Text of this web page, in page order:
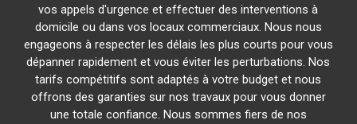
vos appels d'urgence et effectuer des interventions à
domicile ou dans vos locaux commerciaux. Nous nous
engageons à respecter les délais les plus courts pour vous
dépanner rapidement et vous éviter les perturbations. Nos
tarifs compétitifs sont adaptés à votre budget et nous
offrons des garanties sur nos travaux pour vous donner
une totale confiance. Nous sommes fiers de nos